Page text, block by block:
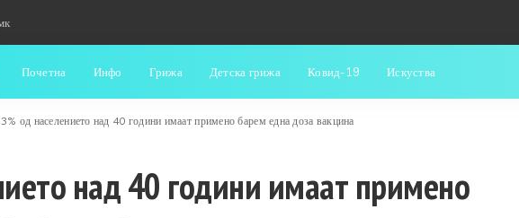
Почетна Инфо Грижа Детска грижа Ковид-19 Искуства
од населението над 40 години имаат примено барем една доза вакцина
над 40 години имаат примено